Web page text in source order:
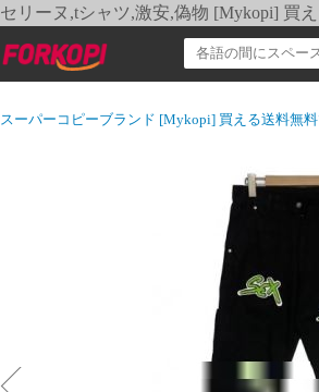
セリーヌ,tシャツ,激安,偽物 [Mykopi] 買
スーパーコピーブランド [Mykopi] 買える送料無